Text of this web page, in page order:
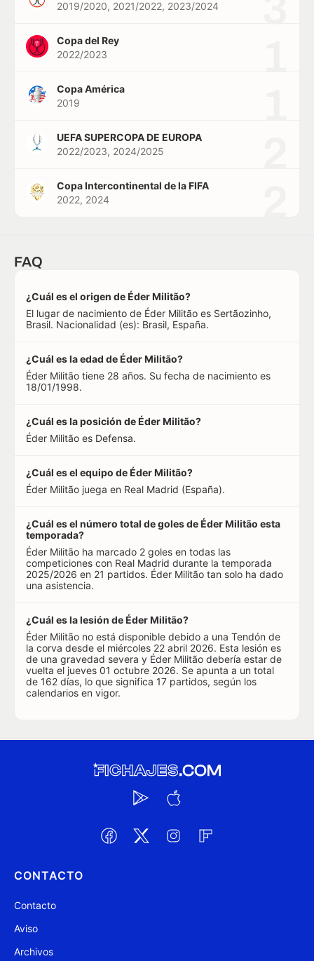
2019/2020, 2021/2022, 2023/2024
Copa del Rey
2022/2023
Copa América
2019
UEFA SUPERCOPA DE EUROPA
2022/2023, 2024/2025
Copa Intercontinental de la FIFA
2022, 2024
FAQ
¿Cuál es el origen de Éder Militão?
El lugar de nacimiento de Éder Militão es Sertãozinho,
Brasil. Nacionalidad (es): Brasil, España.
¿Cuál es la edad de Éder Militão?
Éder Militão tiene 28 años. Su fecha de nacimiento es
18/01/1998.
¿Cuál es la posición de Éder Militão?
Éder Militão es Defensa.
¿Cuál es el equipo de Éder Militão?
Éder Militão juega en Real Madrid (España).
¿Cuál es el número total de goles de Éder Militão esta
temporada?
Éder Militão ha marcado 2 goles en todas las
competiciones con Real Madrid durante la temporada
2025/2026 en 21 partidos. Éder Militão tan solo ha dado
una asistencia.
¿Cuál es la lesión de Éder Militão?
Éder Militão no está disponible debido a una Tendón de
la corva desde el miércoles 22 abril 2026. Esta lesión es
de una gravedad severa y Éder Militão debería estar de
vuelta el jueves 01 octubre 2026. Se apunta a un total
de 162 días, lo que significa 17 partidos, según los
calendarios en vigor.
CONTACTO
Contacto
Aviso
Archivos